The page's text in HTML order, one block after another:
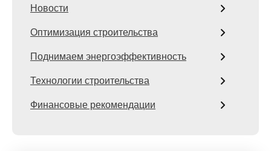
Новости
Оптимизация строительства
Поднимаем энергоэффективность
Технологии строительства
Финансовые рекомендации